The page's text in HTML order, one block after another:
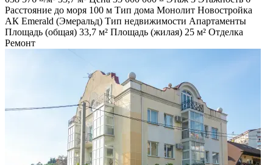
Расстояние до моря 100 м Тип дома Монолит Новостройка
АК Emerald (Эмеральд) Тип недвижимости Апартаменты
Площадь (общая) 33,7 м² Площадь (жилая) 25 м² Отделка
Ремонт